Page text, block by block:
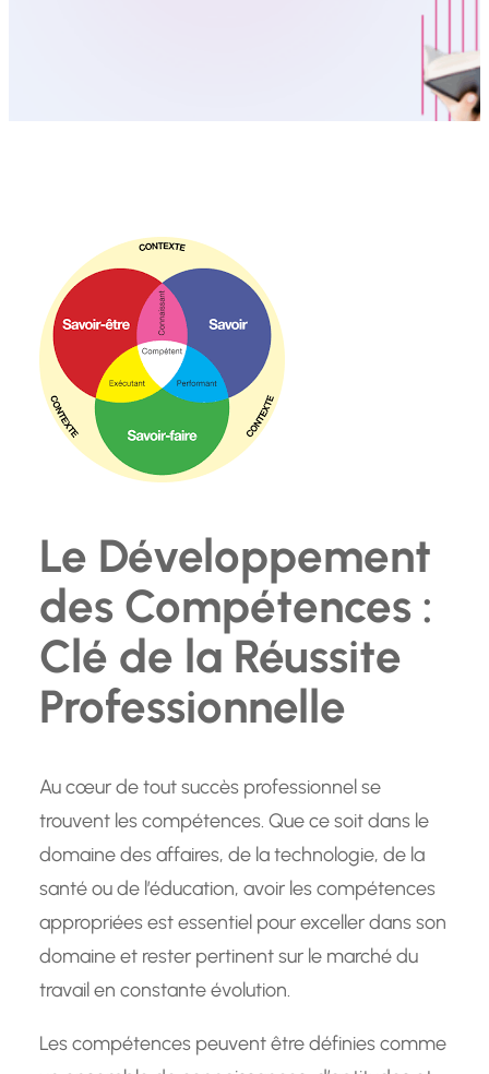
Le Développement
des Compétences :
Clé de la Réussite
Professionnelle
Au cœur de tout succès professionnel se
trouvent les compétences. Que ce soit dans le
domaine des affaires, de la technologie, de la
santé ou de l’éducation, avoir les compétences
appropriées est essentiel pour exceller dans son
domaine et rester pertinent sur le marché du
travail en constante évolution.
Les compétences peuvent être définies comme